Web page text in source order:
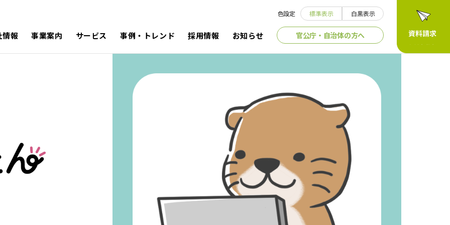
情報 事業案内 サービス 事例・トレンド 採用情報 お知らせ 官公庁・自治体の方へ
色設定 標準表示 白黒表示